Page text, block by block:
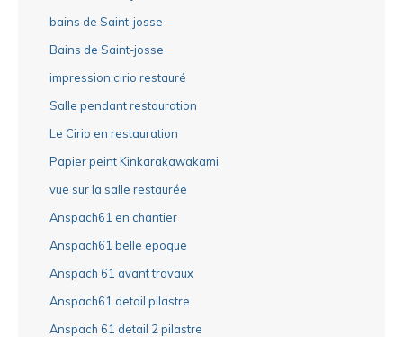
bains de Saint-josse
Bains de Saint-josse
impression cirio restauré
Salle pendant restauration
Le Cirio en restauration
Papier peint Kinkarakawakami
vue sur la salle restaurée
Anspach61 en chantier
Anspach61 belle epoque
Anspach 61 avant travaux
Anspach61 detail pilastre
Anspach 61 detail 2 pilastre